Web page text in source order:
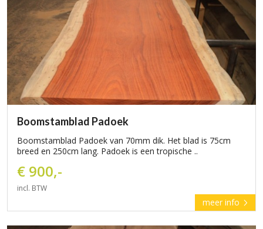
Boomstamblad Padoek
Boomstamblad Padoek van 70mm dik. Het blad is 75cm
breed en 250cm lang. Padoek is een tropische ..
€ 900,-
incl. BTW
meer info